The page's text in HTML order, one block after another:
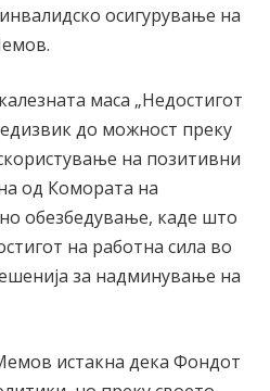
осигурување на
маса „Недостигот
до можност преку
на позитивни
од Комората на
обезбедување, каде што
на работна сила во
за надминување на
истакна дека Фондот